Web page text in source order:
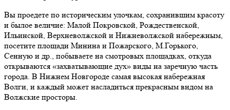
Вы проедете по историческим улочкам, сохранившим красоту
и былое величие: Малой Покровской, Рождественской,
Ильинской, Верхневолжской и Нижневолжской набережным,
посетите площади Минина и Пожарского, М.Горького,
Сенную и др., побываете на смотровых площадках, откуда
открываются «захватывающие дух» виды на заречную часть
города. В Нижнем Новгороде самая высокая набережная
Волги, и каждый может насладиться прекрасным видом на
Волжские просторы.